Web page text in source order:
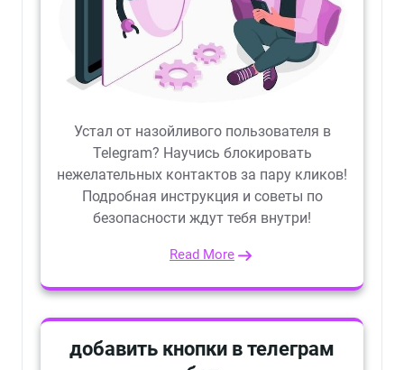
Устал от назойливого пользователя в
Telegram? Научись блокировать
нежелательных контактов за пару кликов!
Подробная инструкция и советы по
безопасности ждут тебя внутри!
Read More
добавить кнопки в телеграм